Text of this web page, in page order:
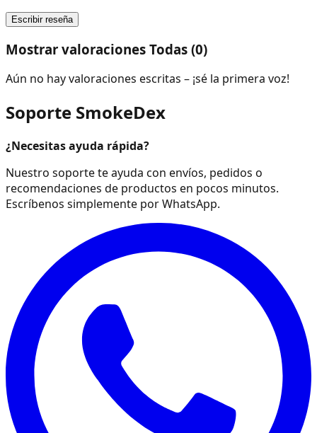
Escribir reseña
Mostrar valoraciones Todas (0)
Aún no hay valoraciones escritas – ¡sé la primera voz!
Soporte SmokeDex
¿Necesitas ayuda rápida?
Nuestro soporte te ayuda con envíos, pedidos o
recomendaciones de productos en pocos minutos.
Escríbenos simplemente por WhatsApp.